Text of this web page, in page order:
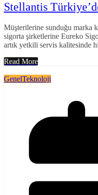
Stellantis
Müşterilerine sunduğu marka
sigorta şirketlerine Eureko
artık yetkili servis kalitesinde
Read More
GenelTeknoloji